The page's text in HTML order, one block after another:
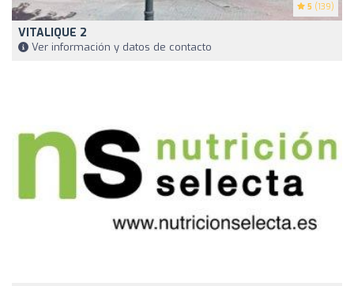
5 (139)
VITALIQUE 2
Ver información y datos de contacto